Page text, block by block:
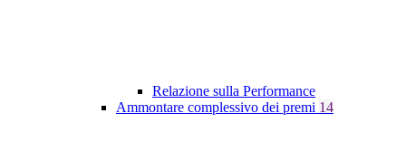
Relazione sulla Performance
Ammontare complessivo dei premi 14